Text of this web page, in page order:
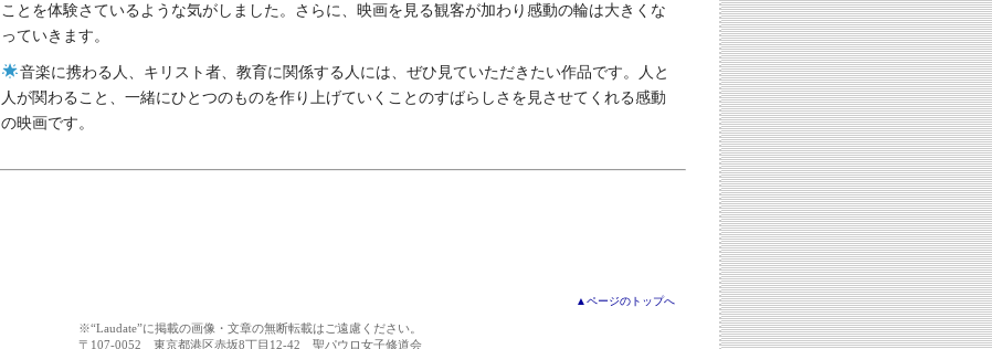
ことを体験さているような気がしました。さらに、映画を見る観客が加わり感動の輪は大きくな
っていきます。
音楽に携わる人、キリスト者、教育に関係する人には、ぜひ見ていただきたい作品です。人と
人が関わること、一緒にひとつのものを作り上げていくことのすばらしさを見させてくれる感動
の映画です。
▲ページのトップへ
※“Laudate”に掲載の画像・文章の無断転載はご遠慮ください。
〒107-0052 東京都港区赤坂8丁目12-42 聖パウロ女子修道会